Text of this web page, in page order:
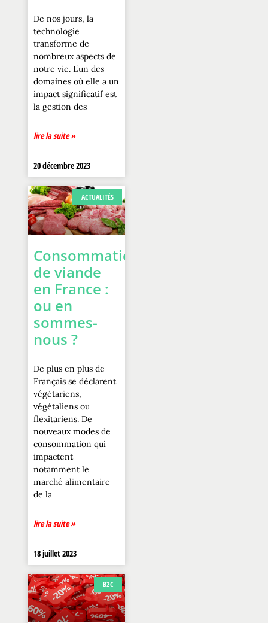
De nos jours, la
technologie
transforme de
nombreux aspects de
notre vie. L’un des
domaines où elle a un
impact significatif est
la gestion des
lire la suite »
20 décembre 2023
ACTUALITÉS
Consommation
de viande
en France :
ou en
sommes-
nous ?
De plus en plus de
Français se déclarent
végétariens,
végétaliens ou
flexitariens. De
nouveaux modes de
consommation qui
impactent
notamment le
marché alimentaire
de la
lire la suite »
18 juillet 2023
B2C